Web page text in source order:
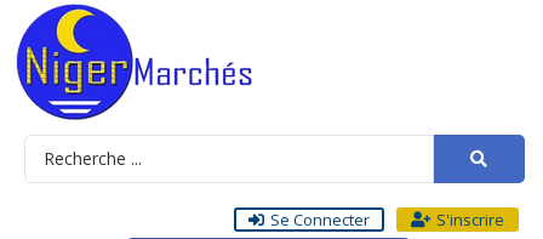
Se Connecter S'inscrire